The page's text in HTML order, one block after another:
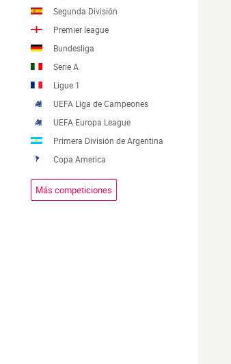
Segunda División
Premier league
Bundesliga
Serie A
Ligue 1
UEFA Liga de Campeones
UEFA Europa League
Primera División de Argentina
Copa America
Más competiciones